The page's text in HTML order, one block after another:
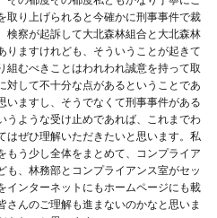
取り上げられると今確かに刑事事件で裁
検察が起訴して大北森林組合と大北森林
りますけれども、そういうことが起きて
組むべきことはわれわれ誠意を持って取
対して不十分な点があるということであ
いますし、そうでなくて刑事事件がある
うような受け止めであれば、これまでわ
はぜひ理解いただきたいと思います。私
もう少し全体をまとめて、コンプライア
も、林務部とコンプライアンス室がセッ
インターネットにもホームページにも載
んのご理解も進まないのかなと思いま